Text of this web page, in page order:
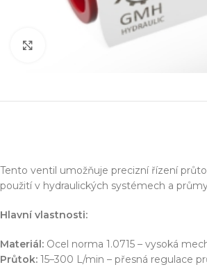
Zvětšit obrázek
Tento ventil umožňuje precizní řízení
použití v hydraulických systémech a
Hlavní vlastnosti:
Materiál: Ocel norma 1.0715 – vysoká
Průtok: 15–300 L/min – přesná regulace